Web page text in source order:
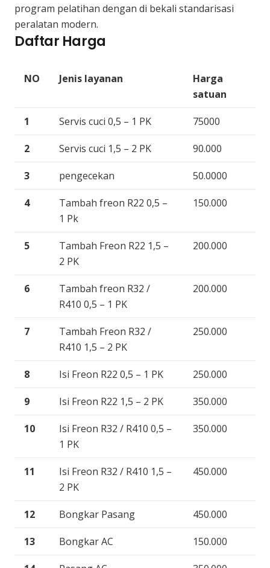
program pelatihan dengan di bekali standarisasi
peralatan modern.
Daftar Harga
NO Jenis layanan
Harga
satuan
1 Servis cuci 0,5 – 1 PK 75000
2 Servis cuci 1,5 – 2 PK 90.000
3 pengecekan 50.0000
4
Tambah freon R22 0,5 –
1 Pk
150.000
5
Tambah Freon R22 1,5 –
2 PK
200.000
6
Tambah freon R32 /
R410 0,5 – 1 PK
200.000
7
Tambah Freon R32 /
R410 1,5 – 2 PK
250.000
8 Isi Freon R22 0,5 – 1 PK 250.000
9 Isi Freon R22 1,5 – 2 PK 350.000
10
Isi Freon R32 / R410 0,5 –
1 PK
350.000
11
Isi Freon R32 / R410 1,5 –
2 PK
450.000
12 Bongkar Pasang 450.000
13 Bongkar AC 150.000